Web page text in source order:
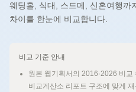
웨딩홀, 식대, 스드메, 신혼여행까
차이를 한눈에 비교합니다.
비교 기준 안내
원본 웹기획서의 2016·2026 비교
비교계산소 리포트 구조에 맞게